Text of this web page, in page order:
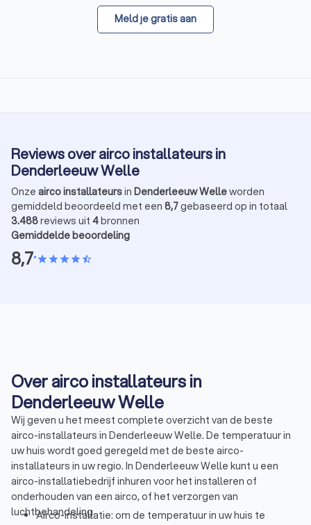
Meld je gratis aan
Reviews over airco installateurs in
Denderleeuw Welle
Onze airco installateursin Denderleeuw Welleworden
gemiddeld beoordeeld met een 8,7gebaseerd op in totaal
3.488reviews uit 4bronnen
Gemiddelde beoordeling
8,7•starstarstarstarstar_half
Over airco installateurs in
Denderleeuw Welle
Wij geven u het meest complete overzicht van de beste
airco-installateurs in Denderleeuw Welle. De temperatuur in
uw huis wordt goed geregeld met de beste airco-
installateurs in uw regio. In Denderleeuw Welle kunt u een
airco-installatiebedrijf inhuren voor het installeren of
onderhouden van een airco, of het verzorgen van
luchtbehandeling.
Airco-installatie: om de temperatuur in uw huis te